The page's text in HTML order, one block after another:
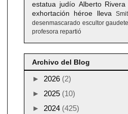
estatua judío Alberto Rivera
exhortación
héroe lleva
desenmascarado escultor
profesora repartió
Archivo del Blog
► 2026 (2)
► 2025 (10)
► 2024 (425)